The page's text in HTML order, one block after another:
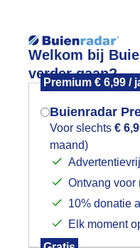
Welkom bij
verder gaan?
Premium € 6,99 /
Buienradar
Voor slechts €
maand)
Ontvang voor
10% donatie
Elk moment
Foto en video
uitzicht.
Mogen we je
Indien je hier